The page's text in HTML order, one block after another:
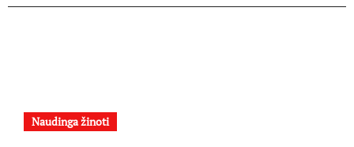
Naudinga žinoti